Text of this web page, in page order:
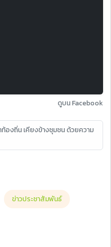
ดูบน Facebook
งถิ่น เคียงข้างชุมชน ด้วยความ
ข่าวประชาสัมพันธ์